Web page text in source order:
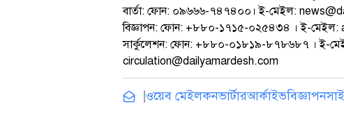
বার্তা: ফোন: ০৯৬৬৬-৭৪৭৪০০। ই-মেইল:
বিজ্ঞাপন: ফোন: +৮৮০-১৭১৫-০২৫৪৩৪ । ই-মেইল:
সার্কুলেশন: ফোন: +৮৮০-০১৮১৯-৮৭৮৬৮৭ । ই-
circulation@dailyamardesh.com
ওয়েব মেইলকনভার্টারআর্কাইভবিজ্ঞাপন